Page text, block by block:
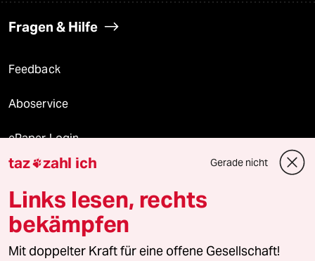
Fragen & Hilfe
Feedback
Aboservice
ePaper Login
Downloads für Abonnierende
© 2026 taz Verlags und Vertriebs GmbH
Alle Rechte vorbehalten. Bei rechtlichen Fragen oder für Genehmigungen
taz zahl ich Gerade nicht
Links lesen, rechts
bekämpfen
Mit doppelter Kraft für eine offene Gesellschaft!